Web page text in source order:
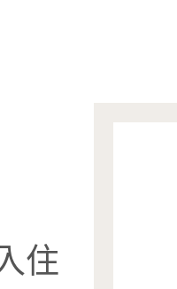
住